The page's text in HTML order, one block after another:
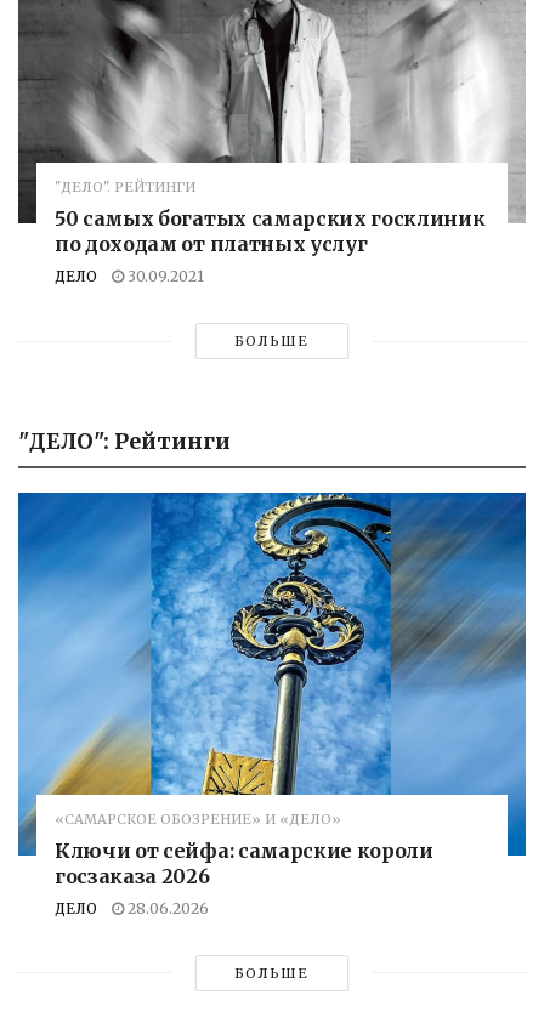
"ДЕЛО". РЕЙТИНГИ
50 самых богатых самарских госклиник
по доходам от платных услуг
ДЕЛО 30.09.2021
БОЛЬШЕ
"ДЕЛО": Рейтинги
«САМАРСКОЕ ОБОЗРЕНИЕ» И «ДЕЛО»
Ключи от сейфа: самарские короли
госзаказа 2026
ДЕЛО 28.06.2026
БОЛЬШЕ